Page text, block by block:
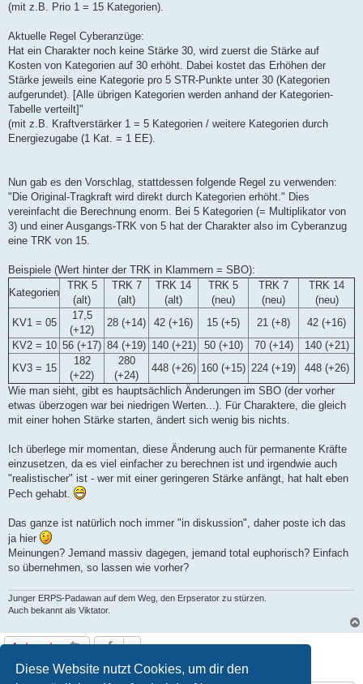
Diese Website nutzt Cookies, um dir den
(mit z.B. Prio 1 = 15 Kategorien).
Aktuelle Regel Cyberanzüge:
Hat ein Charakter noch keine Stärke 30, wird zuerst die Stärke auf
Kosten von Kategorien auf 30 erhöht. Dabei kostet das Erhöhen der
Stärke jeweils eine Kategorie pro 5 STR-Punkte unter 30 (Kategorien
aufgerundet). [Alle übrigen Kategorien werden anhand der Kategorien-
Tabelle verteilt]"
(mit z.B. Kraftverstärker 1 = 5 Kategorien / weitere Kategorien durch
Energiezugabe (1 Kat. = 1 EE).
Nun gab es den Vorschlag, stattdessen folgende Regel zu verwenden:
"Die Original-Tragkraft wird direkt durch Kategorien erhöht." Dies
vereinfacht die Berechnung enorm. Bei 5 Kategorien (= Multiplikator von
3) und einer Ausgangs-TRK von 5 hat der Charakter also im Cyberanzug
eine TRK von 15.
Beispiele (Wert hinter der TRK in Klammern = SBO):
Kategorien
TRK 5
(alt)
TRK 7
(alt)
TRK 14
(alt)
TRK 5
(neu)
TRK 7
(neu)
TRK 14
(neu)
KV1 = 05
17,5
(+12)
28 (+14) 42 (+16) 15 (+5) 21 (+8)
42 (+16)
KV2 = 10 56 (+17) 84 (+19) 140 (+21) 50 (+10) 70 (+14)
140 (+21)
KV3 = 15
182
(+22)
280
(+24)
448 (+26) 160 (+15) 224 (+19)
448 (+26)
Wie man sieht, gibt es hauptsächlich Änderungen im SBO (der vorher
etwas überzogen war bei niedrigen Werten...). Für Charaktere, die gleich
mit einer hohen Stärke starten, ändert sich wenig bis nichts.
Ich überlege mir momentan, diese Änderung auch für permanente Kräfte
einzusetzen, da es viel einfacher zu berechnen ist und irgendwie auch
"realistischer" ist - wer mit einer geringeren Stärke anfängt, hat halt eben
Pech gehabt.
Das ganze ist natürlich noch immer "in diskussion", daher poste ich das
ja hier
Meinungen? Jemand massiv dagegen, jemand total euphorisch? Einfach
so übernehmen, so lassen wie vorher?
Junger ERPS-Padawan auf dem Weg, den Erpserator zu stürzen.
Auch bekannt als Viktator.
Antworten
1 Beitrag • Seite1von 1